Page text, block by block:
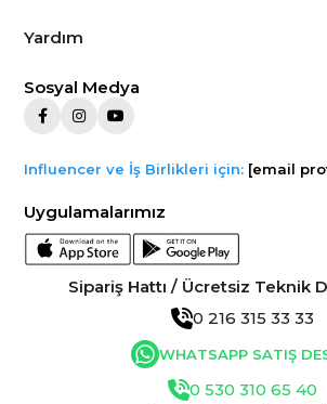
Yardım
Sosyal Medya
Influencer ve İş Birlikleri için: [email
Uygulamalarımız
Sipariş Hattı / Ücretsiz Teknik
0 216 315 33 33
WHATSAPP SATIŞ
0 530 310 65 40